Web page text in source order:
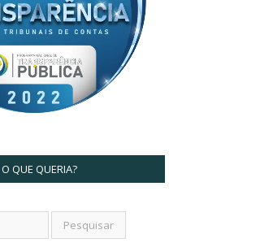
QUE QUERIA?